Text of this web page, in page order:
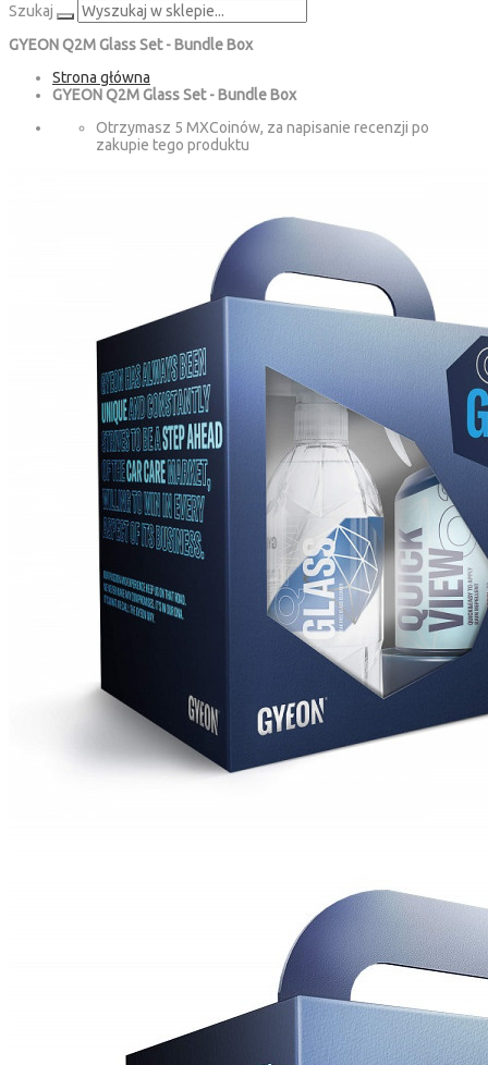
Szukaj
GYEON Q2M Glass Set - Bundle Box
Strona główna
GYEON Q2M Glass Set - Bundle Box
Otrzymasz 5 MXCoinów, za napisanie recenzji po
zakupie tego produktu